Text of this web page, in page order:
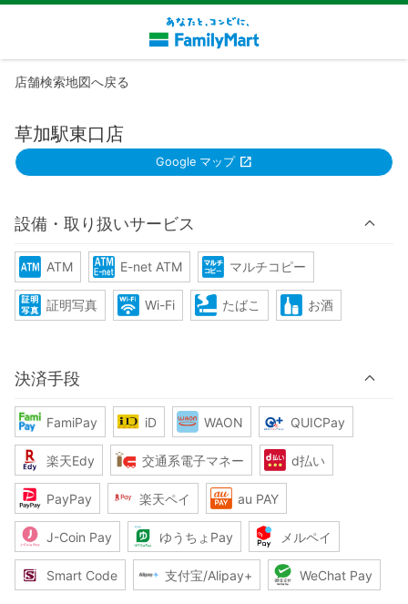
店舗検索地図へ戻る
草加駅東口店
Google マップ
設備・取り扱いサービス
ATM E-net ATM マルチコピー
証明写真 Wi-Fi たばこ お酒
決済手段
FamiPay iD WAON QUICPay
楽天Edy 交通系電子マネー d払い
PayPay 楽天ペイ au PAY
J-Coin Pay ゆうちょPay メルペイ
Smart Code 支付宝/Alipay+ WeChat Pay